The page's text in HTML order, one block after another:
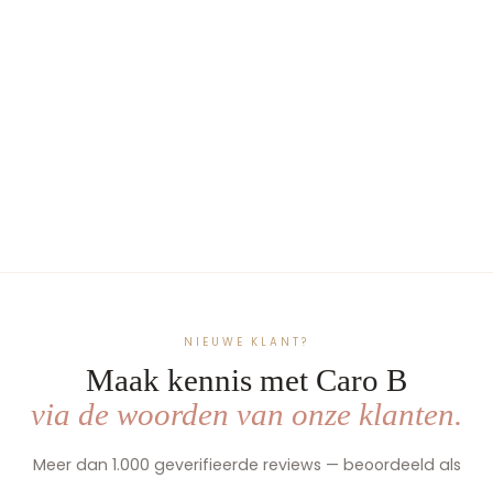
NIEUWE KLANT?
Maak kennis met Caro B
via de woorden van onze klanten.
Meer dan 1.000 geverifieerde reviews — beoordeeld als